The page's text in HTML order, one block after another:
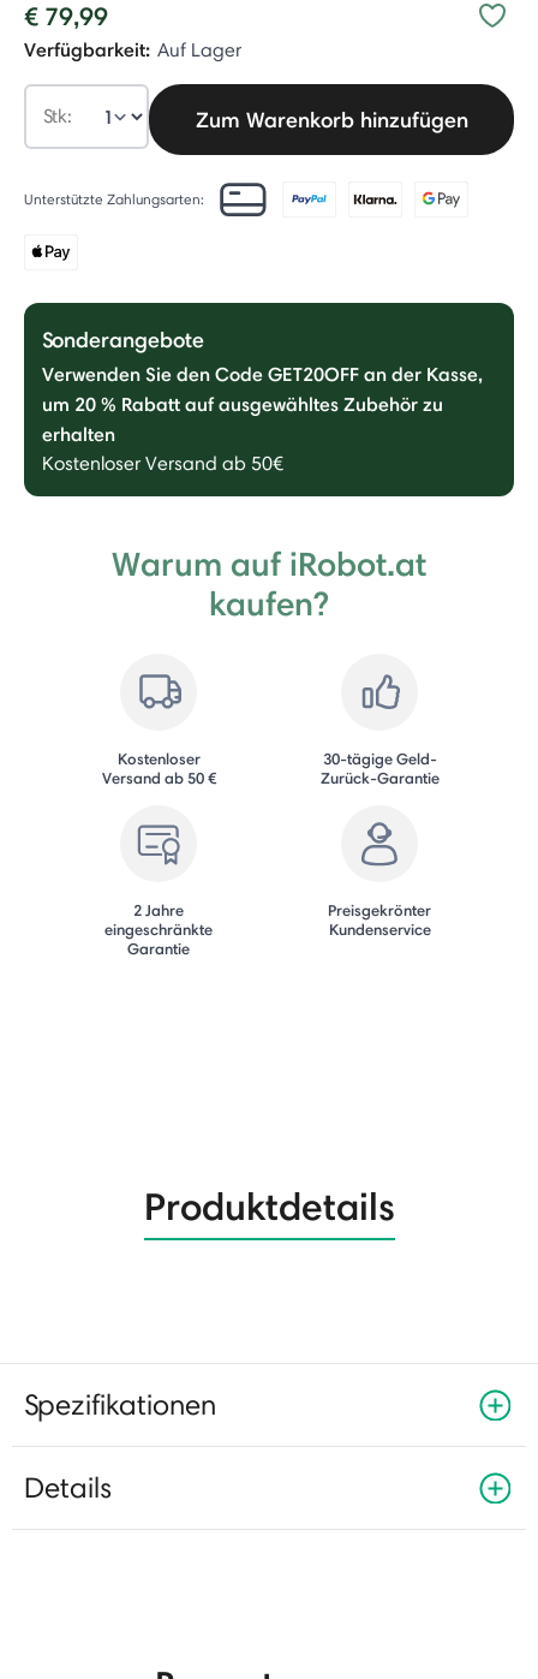
€ 79,99
Verfügbarkeit: Auf Lager
Stk: Zum Warenkorb hinzufügen
Unterstützte Zahlungsarten:
Sonderangebote
Verwenden Sie den Code GET20OFF an der Kasse,
um 20 % Rabatt auf ausgewähltes Zubehör zu
erhalten
Kostenloser Versand ab 50€
Warum auf iRobot.at
kaufen?
Kostenloser
Versand ab 50 €
30-tägige Geld-
Zurück-Garantie
2 Jahre
eingeschränkte
Garantie
Preisgekrönter
Kundenservice
Produktdetails
Spezifikationen
Details